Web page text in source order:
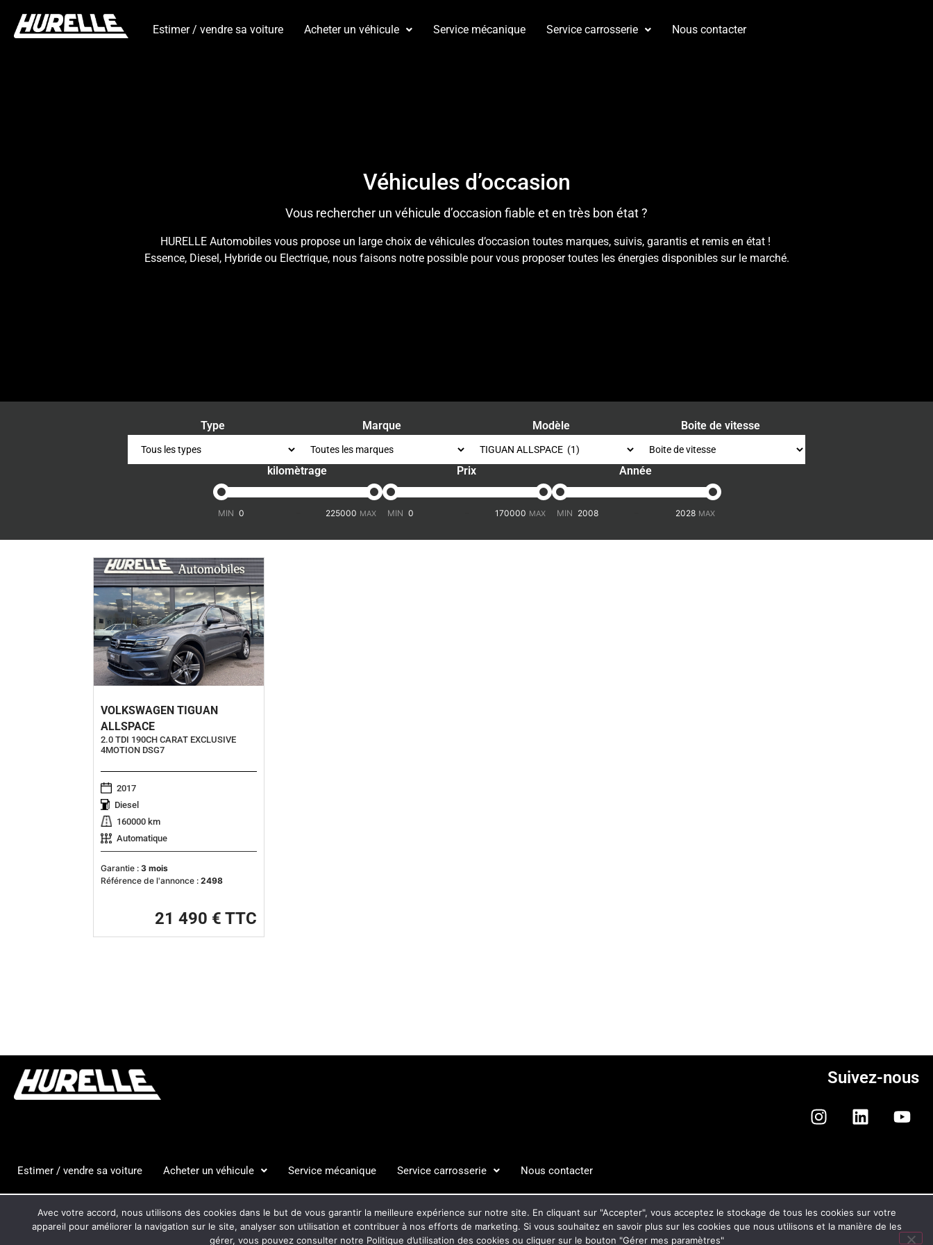
Estimer / vendre sa voiture Acheter un véhicule Service mécanique Service carrosserie Nous contacter
Véhicules d’occasion
Vous rechercher un véhicule d’occasion fiable et en très bon état ?
HURELLE Automobiles vous propose un large choix de véhicules d’occasion toutes marques, suivis, garantis et remis en état !
Essence, Diesel, Hybride ou Electrique, nous faisons notre possible pour vous proposer toutes les énergies disponibles sur le marché.
Type Marque Modèle Boite de vitesse
kilomètrage Prix Année
VOLKSWAGEN TIGUAN
ALLSPACE
2.0 TDI 190CH CARAT EXCLUSIVE
4MOTION DSG7
2017
Diesel
160000 km
Automatique
Garantie :3 mois
Référence de l'annonce :2498
21 490 € TTC
Suivez-nous
Estimer / vendre sa voiture Acheter un véhicule Service mécanique Service carrosserie Nous contacter
HURELLE
AUTOMOBILES
CGV MENTIONS LÉGALES POLITIQUE DE CONFIDENTIALITÉ ET DES COOKIES
Avec votre accord, nous utilisons des cookies dans le but de vous garantir la meilleure expérience sur notre site. En cliquant sur "Accepter", vous acceptez le stockage de tous les cookies sur votre
appareil pour améliorer la navigation sur le site, analyser son utilisation et contribuer à nos efforts de marketing. Si vous souhaitez en savoir plus sur les cookies que nous utilisons et la manière de les
gérer, vous pouvez consulter notre Politique d’utilisation des cookies ou cliquer sur le bouton "Gérer mes paramètres"